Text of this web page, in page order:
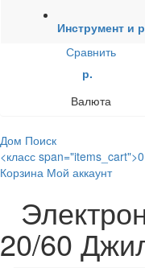
Инструмент и
Сравнить
р.
Валюта
Дом Поиск
<класс span="items_cart">0
Корзина Мой аккаунт
20/60